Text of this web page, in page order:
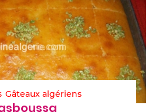
Gâteaux algériens